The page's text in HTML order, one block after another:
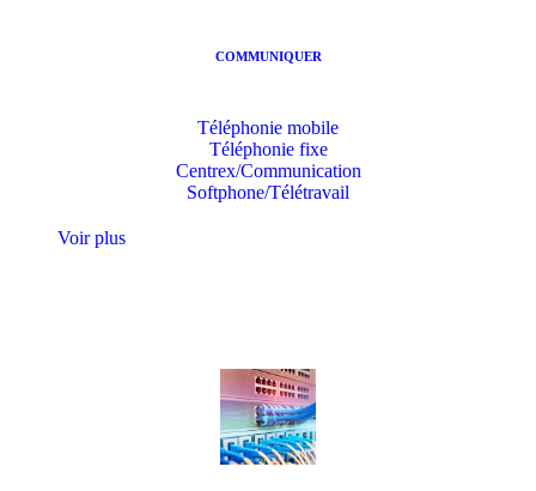
COMMUNIQUER
Téléphonie mobile
Téléphonie fixe
Centrex/Communication
Softphone/Télétravail
Voir plus